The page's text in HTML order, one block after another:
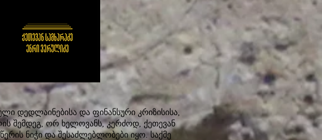
დედლაინებისა და ფინანსური კრიზისისა,
შემდეგ, ორ ხელოვანს, კერძოდ, ქეთევან
ნიჭი და შესაძლებლობები იყო. საქმე